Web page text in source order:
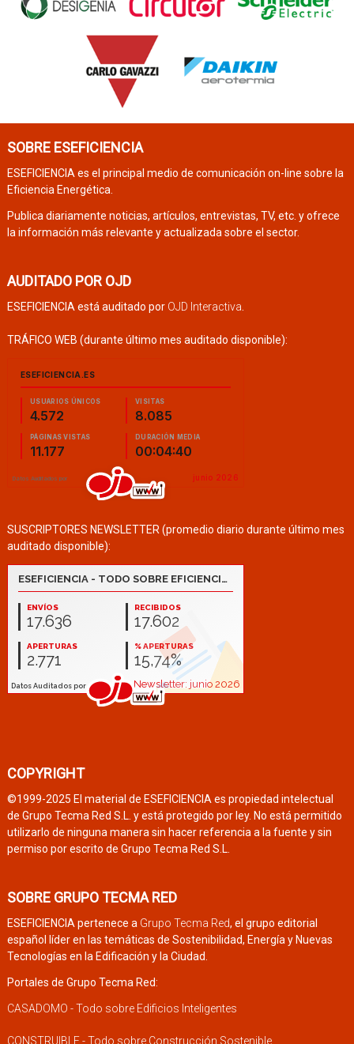
SOBRE ESEFICIENCIA
ESEFICIENCIA es el principal medio de comunicación on-line sobre la
Eficiencia Energética.
Publica diariamente noticias, artículos, entrevistas, TV, etc. y ofrece
la información más relevante y actualizada sobre el sector.
AUDITADO POR OJD
ESEFICIENCIA está auditado por OJD Interactiva
TRÁFICO WEB (durante último mes auditado disponible):
SUSCRIPTORES NEWSLETTER (promedio diario durante último mes
auditado disponible):
COPYRIGHT
©1999-2025 El material de ESEFICIENCIA es propiedad intelectual
de Grupo Tecma Red S.L. y está protegido por ley. No está permitido
utilizarlo de ninguna manera sin hacer referencia a la fuente y sin
permiso por escrito de Grupo Tecma Red S.L.
SOBRE GRUPO TECMA RED
ESEFICIENCIA pertenece a Grupo Tecma Red, el grupo editorial
español líder en las temáticas de Sostenibilidad, Energía y Nuevas
Tecnologías en la Edificación y la Ciudad.
Portales de Grupo Tecma Red:
CASADOMO - Todo sobre Edificios Inteligentes
CONSTRUIBLE - Todo sobre Construcción Sostenible